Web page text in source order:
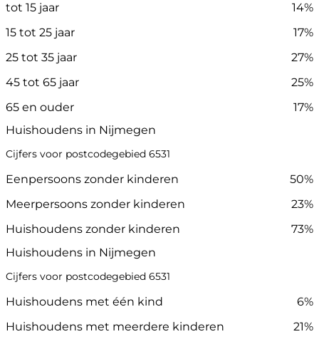
tot 15 jaar
14%
15 tot 25 jaar
17%
25 tot 35 jaar
27%
45 tot 65 jaar
25%
65 en ouder
17%
Huishoudens in Nijmegen
Cijfers voor postcodegebied 6531
Eenpersoons zonder kinderen
50%
Meerpersoons zonder kinderen
23%
Huishoudens zonder kinderen
73%
Huishoudens in Nijmegen
Cijfers voor postcodegebied 6531
Huishoudens met één kind
6%
Huishoudens met meerdere kinderen
21%